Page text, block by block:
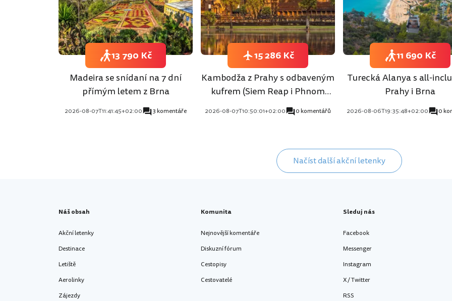
Madeira se snídaní na 7 dní
přímým letem z Brna
2026-08-07T11:41:45+02:00 3 komentáře
13 790 Kč
Kambodža z Prahy s odbaveným
kufrem (Siem Reap i Phnom
2026-08-07T10:50:01+02:00 0 komentářů
15 286 Kč
Turecká Alanya s all-
Prahy i Brna
2026-08-06T19:35:48+02:00 0
11 690 Kč
Načíst další akční letenky
Náš obsah
Akční letenky
Destinace
Letiště
Aerolinky
Zájezdy
Komunita
Nejnovější komentáře
Diskuzní fórum
Cestopisy
Cestovatelé
Sleduj nás
Facebook
Messenger
Instagram
X / Twitter
RSS